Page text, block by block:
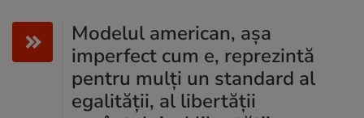
Modelul american, așa
imperfect cum e, reprezintă
pentru mulți un standard al
egalității, al libertății